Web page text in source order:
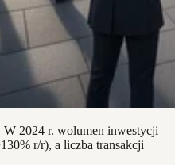
W 2024 r. wolumen inwestycji
r/r), a liczba transakcji